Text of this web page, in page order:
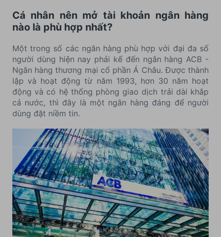
Cá nhân nên mở tài khoản ngân hàng
nào là phù hợp nhất?
Một trong số các ngân hàng phù hợp với đại đa số
người dùng hiện nay phải kể đến ngân hàng ACB -
Ngân hàng thương mại cổ phần Á Châu. Được thành
lập và hoạt động từ năm 1993, hơn 30 năm hoạt
động và có hệ thống phòng giao dịch trải dài khắp
cả nước, thì đây là một ngân hàng đáng để người
dùng đặt niềm tin.